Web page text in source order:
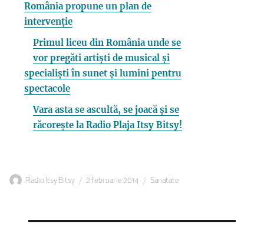
România propune un plan de
intervenție
Primul liceu din România unde se
vor pregăti artiști de musical și
specialiști în sunet și lumini pentru
spectacole
Vara asta se ascultă, se joacă și se
răcorește la Radio Plaja Itsy Bitsy!
Autor
Radio Itsy Bitsy
Publicat
2 februarie 2014 Categorii
Sanatate